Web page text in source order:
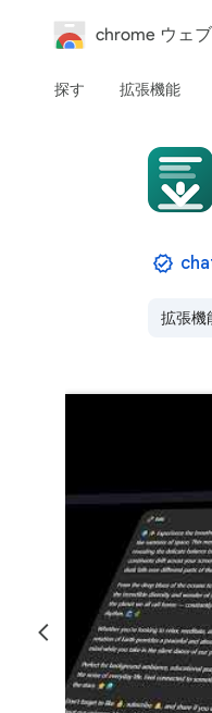
chrome ウェ
探す 拡張機能
拡張機